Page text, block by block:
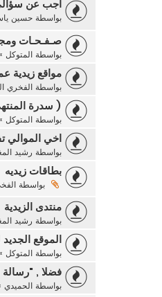
أجب عن
بواسطة حسين
صـفـحـات
بواسطة المتوكل
مواقع زيدية
بواسطة الفخري
( سدرة
بواسطة المتوكل
اخي الموالي
بواسطة رشيد
بطاقات زيديه
بواسطة
منتدى الزيدية
بواسطة رشيد
الموقع
بواسطة المتوكل
فضلا ,
بواسطة الحميدي